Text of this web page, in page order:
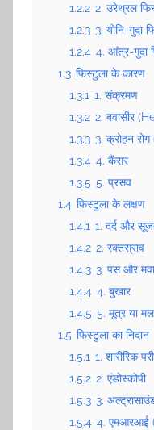
1.2.2 2. उरेथ्रल
1.2.3 3. योनि-
1.2.4 4. आंत्र-गुदा
1.3 फिस्टुला के कारण
1.3.1 1. संक्रमण
1.3.2 2. बवासीर
1.3.3 3. क्रोहन
1.3.4 4. कैंसर
1.3.5 5. प्रसव
1.4 फिस्टुला के लक्षण
1.4.1 1. दर्द और
1.4.2 2. रक्तस्राव
1.4.3 3. पस और
1.4.4 4. बुखार
1.4.5 5. मूत्र या मल
1.5 फिस्टुला का निदान
1.5.1 1. शारीरिक
1.5.2 2. एंडोस्कोपी
1.5.3 3.
1.5.4 4. एमआरआई